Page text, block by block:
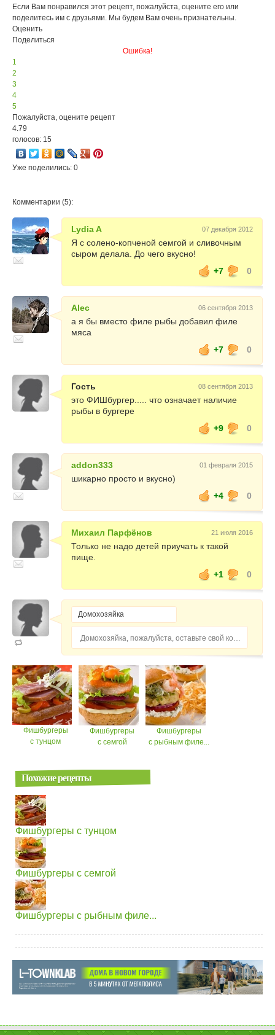
Если Вам понравился этот рецепт, пожалуйста, оцените его или
поделитесь им с друзьями. Мы будем Вам очень признательны.
Оценить
Поделиться
Ошибка!
1
2
3
4
5
Пожалуйста, оцените рецепт
4.79
голосов: 15
Уже поделились: 0
Комментарии (5):
Lydia A 07 декабря 2012
Я с солено-копченой семгой и сливочным
сыром делала. До чего вкусно!
+7
0
Alec 06 сентября 2013
а я бы вместо филе рыбы добавил филе
мяса
+7
0
Гость 08 сентября 2013
это ФИШбургер..... что означает наличие
рыбы в бургере
+9
0
addon333 01 февраля 2015
шикарно просто и вкусно)
+4
0
Михаил Парфёнов 21 июля 2016
Только не надо детей приучать к такой
пище.
+1
0
Фишбургеры
с тунцом
Фишбургеры
с семгой
Фишбургеры
с рыбным филе...
Похожие рецепты
Фишбургеры с тунцом
Фишбургеры с семгой
Фишбургеры с рыбным филе...